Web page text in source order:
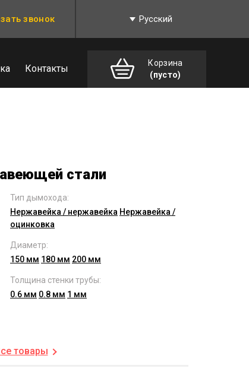
звонок Русский
Контакты
Корзина
(пусто)
стали
Тип дымохода:
Нержавейка / нержавейка Нержавейка /
оцинковка
Диаметр:
150 мм 180 мм 200 мм
Толщина стенки трубы:
0.6 мм 0.8 мм 1 мм
товары